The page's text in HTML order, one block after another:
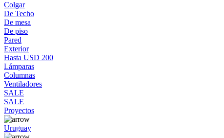
Colgar
De Techo
De mesa
De piso
Pared
Exterior
Hasta USD 200
Lámparas
Columnas
Ventiladores
SALE
SALE
Proyectos
Uruguay